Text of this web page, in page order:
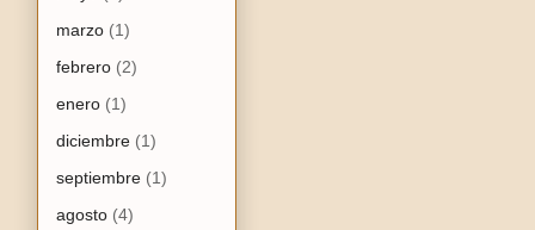
marzo (1)
febrero (2)
enero (1)
diciembre (1)
septiembre (1)
agosto (4)